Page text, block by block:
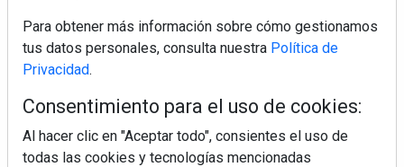
electrodomésticos, novedades informáticas, electrónica de
consumo, canal electro, retail, análisis distribución, noticias
tiendas electrodomésticos, línea blanca, línea marrón,
pequeño electrodoméstico, datos de mercado.
PÁGINAS
Para obtener más información sobre cómo gestionamos
tus datos personales, consulta nuestra Política de
Privacidad.
Consentimiento para el uso de cookies:
Al hacer clic en "Aceptar todo", consientes el uso de
todas las cookies y tecnologías mencionadas